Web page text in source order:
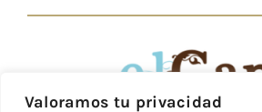
Valoramos tu privacidad